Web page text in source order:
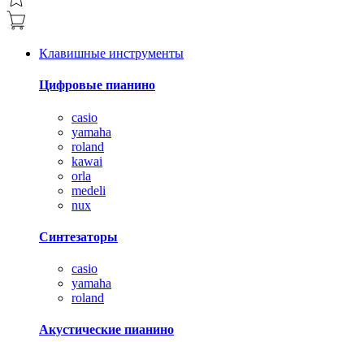
Клавишные инструменты
Цифровые пианино
casio
yamaha
roland
kawai
orla
medeli
nux
Синтезаторы
casio
yamaha
roland
Акустические пианино